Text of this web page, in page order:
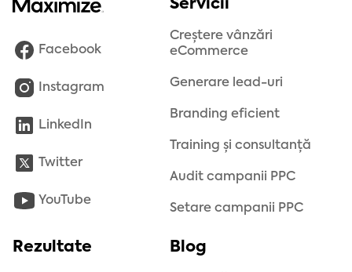
Facebook
Instagram
LinkedIn
Twitter
YouTube
Servicii
Creștere vânzări
eCommerce
Generare lead-uri
Branding eficient
Training și consultanță
Audit campanii PPC
Setare campanii PPC
Rezultate Blog